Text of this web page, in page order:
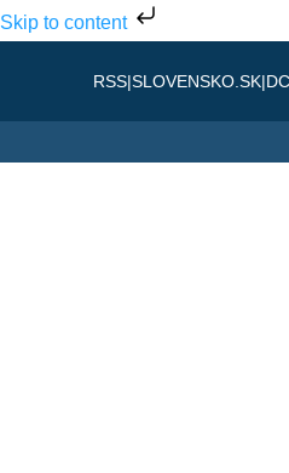
Skip to content
RSS|SLOVENSKO.SK|